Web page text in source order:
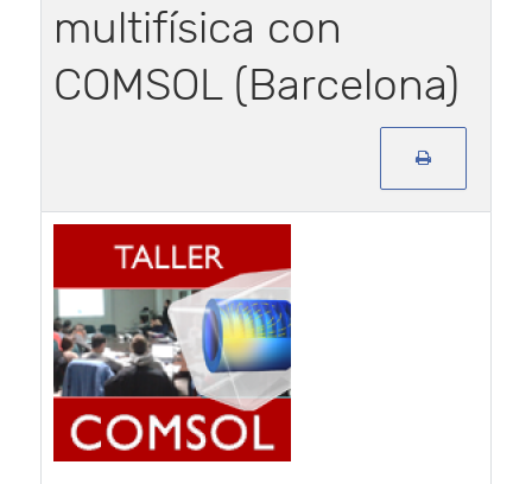
multifísica con
COMSOL (Barcelona)